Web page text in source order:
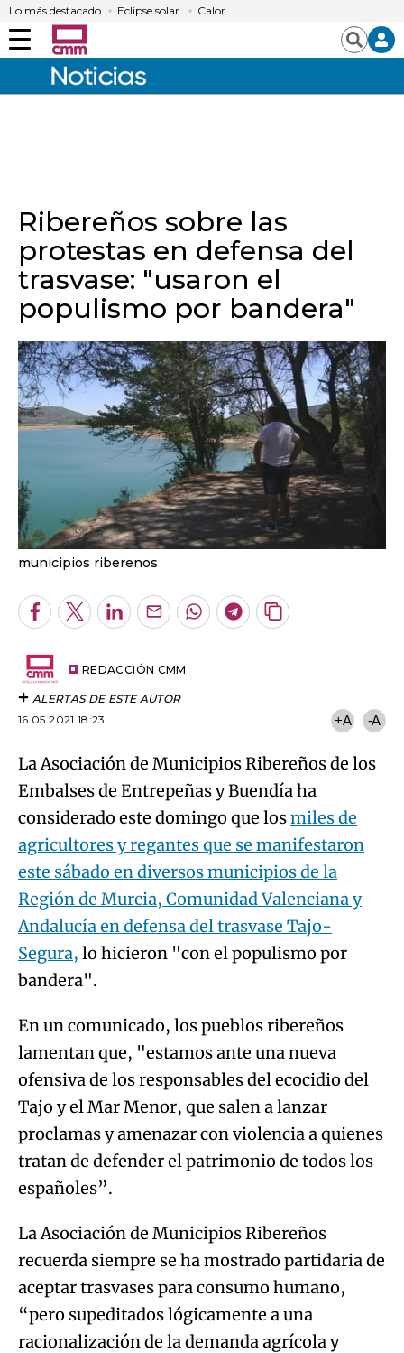
Lo más destacado Eclipse solar Calor
Menú Buscar
Ribereños sobre las
protestas en defensa del
trasvase: "usaron el
populismo por bandera"
municipios riberenos
Facebook
TwitterLinkedInEnviarWhatsapp
Telegram
Copiar
REDACCIÓN CMM
ALERTAS DE ESTE AUTOR
16.05.2021 18:23
+A -A
La Asociación de Municipios Ribereños de los
Embalses de Entrepeñas y Buendía ha
considerado este domingo que losmiles de
agricultores y regantes que se manifestaron
este sábado en diversos municipios de la
Región de Murcia, Comunidad Valenciana y
Andalucía en defensa del trasvase Tajo-
Segura, lo hicieron "con el populismo por
bandera".
En un comunicado, los pueblos ribereños
lamentan que, "estamos ante una nueva
ofensiva de los responsables del ecocidio del
Tajo y el Mar Menor, que salen a lanzar
proclamas y amenazar con violencia a quienes
tratan de defender el patrimonio de todos los
españoles”.
La Asociación de Municipios Ribereños
recuerda siempre se ha mostrado partidaria de
aceptar trasvases para consumo humano,
“pero supeditados lógicamente a una
racionalización de la demanda agrícola y